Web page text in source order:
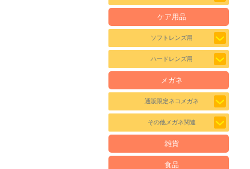
ケア用品
ソフトレンズ用
ハードレンズ用
メガネ
通販限定ネコメガネ
その他メガネ関連
雑貨
食品